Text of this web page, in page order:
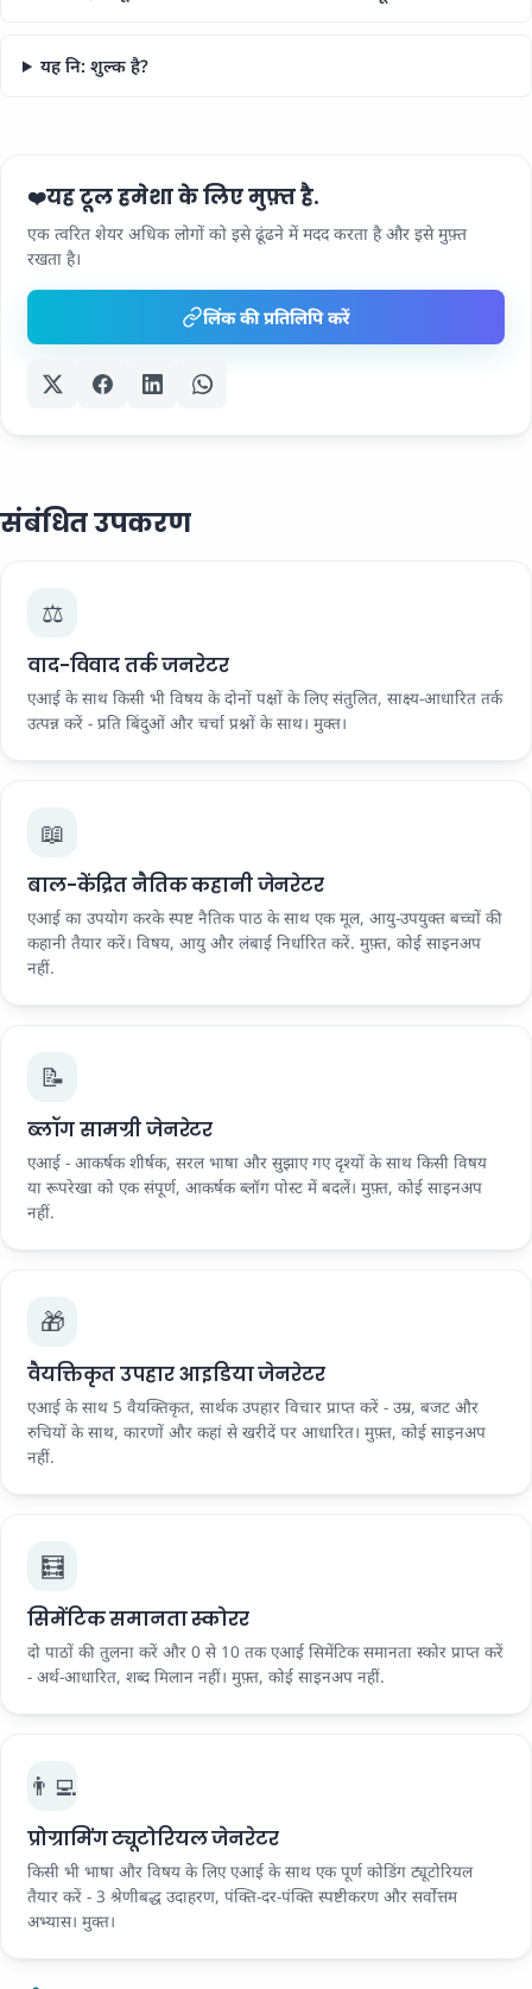
यह नि: शुल्क है?
❤️यह टूल हमेशा के लिए मुफ़्त है.
एक त्वरित शेयर अधिक लोगों को इसे ढूंढने में मदद करता है और इसे मुफ़्त
रखता है।
लिंक की प्रतिलिपि करें
संबंधित उपकरण
⚖️
वाद-विवाद तर्क जनरेटर
एआई के साथ किसी भी विषय के दोनों पक्षों के लिए संतुलित, साक्ष्य-आधारित तर्क
उत्पन्न करें - प्रति बिंदुओं और चर्चा प्रश्नों के साथ। मुक्त।
📖
बाल-केंद्रित नैतिक कहानी जेनरेटर
एआई का उपयोग करके स्पष्ट नैतिक पाठ के साथ एक मूल, आयु-उपयुक्त बच्चों की
कहानी तैयार करें। विषय, आयु और लंबाई निर्धारित करें. मुफ़्त, कोई साइनअप
नहीं.
📝
ब्लॉग सामग्री जेनरेटर
एआई - आकर्षक शीर्षक, सरल भाषा और सुझाए गए दृश्यों के साथ किसी विषय
या रूपरेखा को एक संपूर्ण, आकर्षक ब्लॉग पोस्ट में बदलें। मुफ़्त, कोई साइनअप
नहीं.
🎁
वैयक्तिकृत उपहार आइडिया जेनरेटर
एआई के साथ 5 वैयक्तिकृत, सार्थक उपहार विचार प्राप्त करें - उम्र, बजट और
रुचियों के साथ, कारणों और कहां से खरीदें पर आधारित। मुफ़्त, कोई साइनअप
नहीं.
🧮
सिमेंटिक समानता स्कोरर
दो पाठों की तुलना करें और 0 से 10 तक एआई सिमेंटिक समानता स्कोर प्राप्त करें
- अर्थ-आधारित, शब्द मिलान नहीं। मुफ़्त, कोई साइनअप नहीं.
👨‍💻
प्रोग्रामिंग ट्यूटोरियल जेनरेटर
किसी भी भाषा और विषय के लिए एआई के साथ एक पूर्ण कोडिंग ट्यूटोरियल
तैयार करें - 3 श्रेणीबद्ध उदाहरण, पंक्ति-दर-पंक्ति स्पष्टीकरण और सर्वोत्तम
अभ्यास। मुक्त।